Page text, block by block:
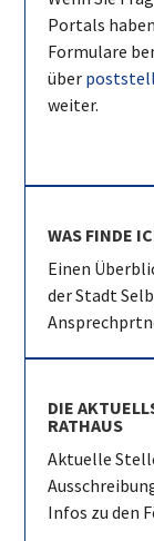
Portals
Formulare
über
weiter.
WAS FINDE
Einen
der Stadt
DIE
RATHAUS
Aktuelle
Infos zu den